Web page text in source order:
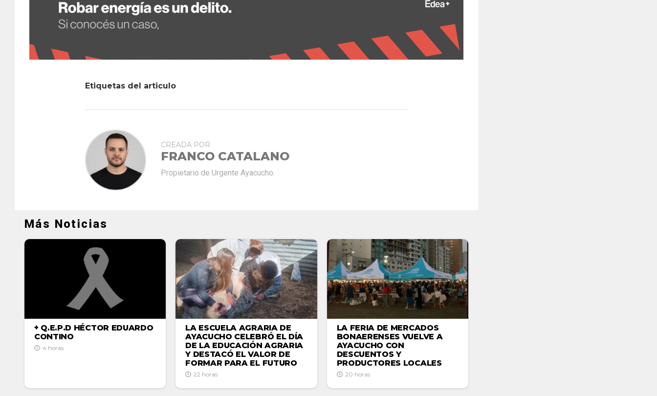
Etiquetas del articulo
CREADA POR
FRANCO CATALANO
Propietario de Urgente Ayacucho.
Más Noticias
+ Q.E.P.D HÉCTOR EDUARDO
CONTINO
4 horas
LA ESCUELA AGRARIA DE
AYACUCHO CELEBRÓ EL DÍA
DE LA EDUCACIÓN AGRARIA
Y DESTACÓ EL VALOR DE
FORMAR PARA EL FUTURO
22 horas
LA FERIA DE MERCADOS
BONAERENSES VUELVE A
AYACUCHO CON
DESCUENTOS Y
PRODUCTORES LOCALES
20 horas